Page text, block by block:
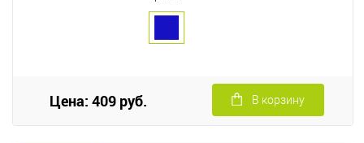
Цена: 409 руб. В корзину